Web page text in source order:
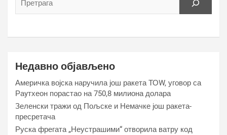
Недавно објављено
Америчка војска наручила још ракета ТОW, уговор са
Раyтхеон порастао на 750,8 милиона долара
Зеленски тражи од Пољске и Немачке још ракета-
пресретача
Руска фрегата „Неустрашими“ отворила ватру код